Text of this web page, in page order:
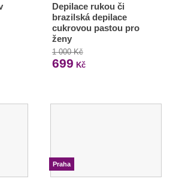
Depilace rukou či
brazilská depilace
cukrovou pastou pro
ženy
1 000 Kč
699 Kč
Praha